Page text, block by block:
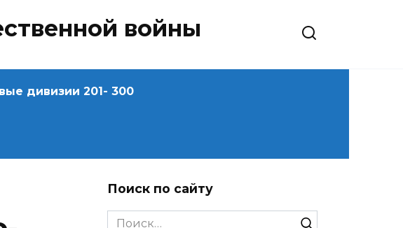
войны
дивизии 201- 300
Поиск по сайту
Search